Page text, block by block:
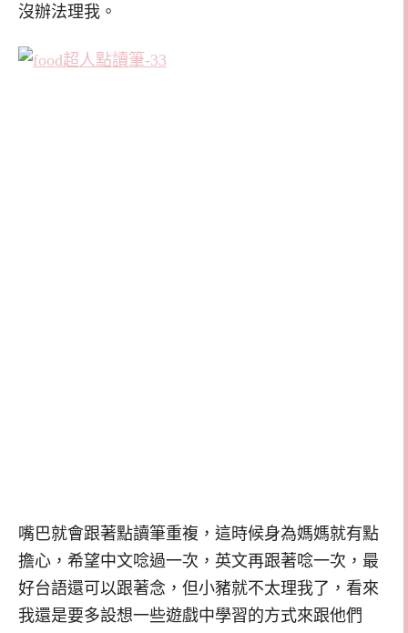
沒辦法理我。
嘴巴就會跟著點讀筆重複，這時候身為媽媽就有點
擔心，希望中文唸過一次，英文再跟著唸一次，最
好台語還可以跟著念，但小豬就不太理我了，看來
我還是要多設想一些遊戲中學習的方式來跟他們